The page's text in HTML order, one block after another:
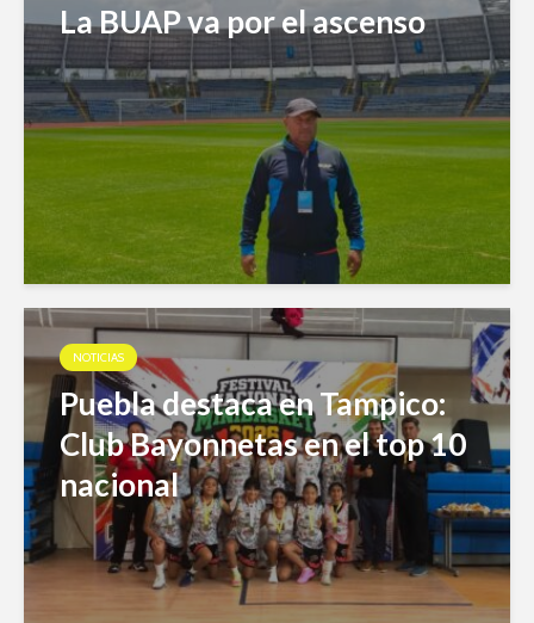
La BUAP va por el ascenso
NOTICIAS
Puebla destaca en Tampico:
Club Bayonnetas en el top 10
nacional